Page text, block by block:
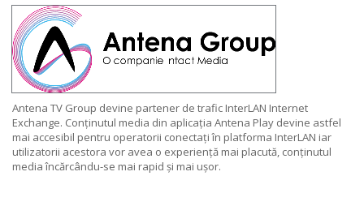
Antena TV Group devine partener de trafic InterLAN Internet
Exchange. Conținutul media din aplicația Antena Play devine astfel
mai accesibil pentru operatorii conectați în platforma InterLAN iar
utilizatorii acestora vor avea o experiență mai placută, conținutul
media încărcându-se mai rapid și mai ușor.